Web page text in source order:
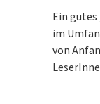
Ein gutes
im
von